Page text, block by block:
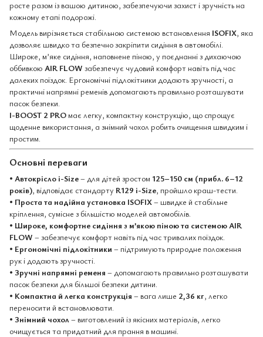
росте разом із вашою дитиною, забезпечуючи захист і зручність на
кожному етапі подорожі.
Модель вирізняється стабільною системою встановлення ISOFIX, яка
дозволяє швидко та безпечно закріпити сидіння в автомобілі.
Широке, м’яке сидіння, наповнене піною, у поєднанні з дихаючою
оббивкою AIR FLOW забезпечує чудовий комфорт навіть під час
далеких поїздок. Ергономічні підлокітники додають зручності, а
практичні напрямні ременів допомагають правильно розташувати
пасок безпеки.
I-BOOST 2 PRO має легку, компактну конструкцію, що спрощує
щоденне використання, а знімний чохол робить очищення швидким і
простим.
Основні переваги
• Автокрісло i-Size– для дітей зростом 125–150 см (прибл. 6–12
років), відповідає стандарту R129 i-Size, пройшло краш-тести.
• Проста та надійна установка ISOFIX– швидке й стабільне
кріплення, сумісне з більшістю моделей автомобілів.
• Широке, комфортне сидіння з м’якою піною та системою AIR
FLOW – забезпечує комфорт навіть під час тривалих поїздок.
• Ергономічні підлокітники – підтримують природне положення
рук і додають зручності.
• Зручні напрямні ременя – допомагають правильно розташувати
пасок безпеки для більшої безпеки дитини.
• Компактна й легка конструкція – вага лише 2,36 кг, легко
переносити й встановлювати.
• Знімний чохол – виготовлений із якісних матеріалів, легко
очищується та придатний для прання в машині.